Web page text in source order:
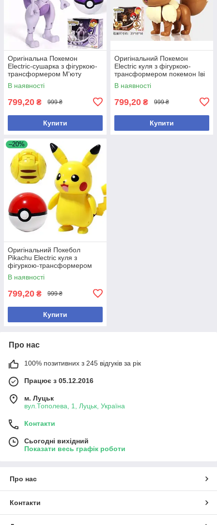
Оригінальна Покемон
Electric-сушарка з фігуркою-
трансформером М'юту
В наявності
799,20 ₴ 999 ₴
Купити
Оригінальний Покемон
Electric куля з фігуркою-
трансформером покемон Іві
пошкоджена коробка
В наявності
799,20 ₴ 999 ₴
Купити
–20%
Оригінальний Покебол
Pikachu Electric куля з
фігуркою-трансформером
Покемон Пікачу
В наявності
799,20 ₴ 999 ₴
Купити
Про нас
100% позитивних з 245 відгуків за рік
Працює з 05.12.2016
м. Луцьк
вул.Тополева, 1, Луцьк, Україна
Контакти
Сьогодні вихідний
Показати весь графік роботи
Про нас
Контакти